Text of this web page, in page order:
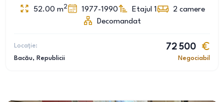
52.00 m2 1977-1990 Etajul 1 2 camere
Decomandat
Locație:
Bacău, Republicii
72 500
Negociabil